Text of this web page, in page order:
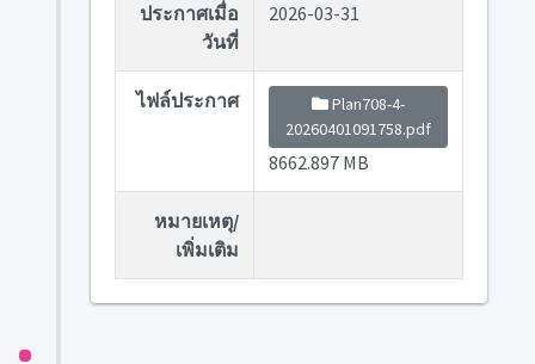
ประกาศเมื่อ
วันที่
2026-03-31
ไฟล์ประกาศ
Plan708-4-
20260401091758.pdf
8662.897 MB
หมายเหตุ/
เพิ่มเติม